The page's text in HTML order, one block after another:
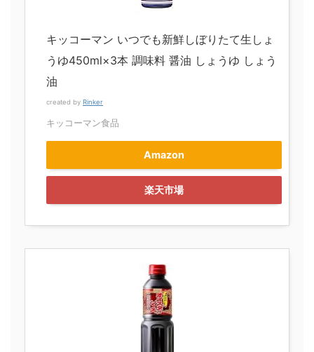
キッコーマン いつでも新鮮しぼりたて生しょ
うゆ450ml×3本 調味料 醤油 しょうゆ しょう
油
created by Rinker
キッコーマン食品
Amazon
楽天市場